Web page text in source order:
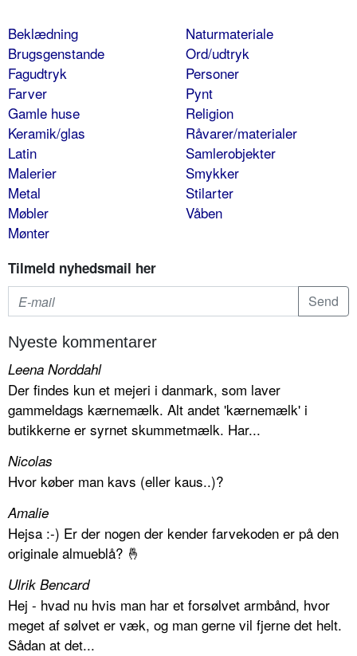
Beklædning
Brugsgenstande
Fagudtryk
Farver
Gamle huse
Keramik/glas
Latin
Malerier
Metal
Møbler
Mønter
Naturmateriale
Ord/udtryk
Personer
Pynt
Religion
Råvarer/materialer
Samlerobjekter
Smykker
Stilarter
Våben
Tilmeld nyhedsmail her
Nyeste kommentarer
Leena Norddahl
Der findes kun et mejeri i danmark, som laver
gammeldags kærnemælk. Alt andet 'kærnemælk' i
butikkerne er syrnet skummetmælk. Har...
Nicolas
Hvor køber man kavs (eller kaus..)?
Amalie
Hejsa :-) Er der nogen der kender farvekoden er på den
originale almueblå? 🤞
Ulrik Bencard
Hej - hvad nu hvis man har et forsølvet armbånd, hvor
meget af sølvet er væk, og man gerne vil fjerne det helt.
Sådan at det...